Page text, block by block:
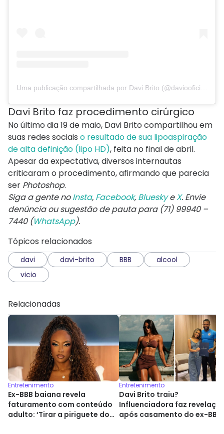
Davi Brito faz procedimento cirúrgico
No último dia 19 de maio, Davi Brito compartilhou em
suas redes sociais o resultado de sua lipoaspiração
de alta definição (lipo HD), feita no final de abril.
Apesar da expectativa, diversos internautas
criticaram o procedimento, afirmando que parecia
ser Photoshop.
Siga a gente noInsta, Facebook, BlueskyeX. Envie
denúncia ou sugestão de pauta para (71) 99940 –
7440 (WhatsApp).
Tópicos relacionados
davi davi-brito BBB
alcool
vicio
Relacionadas
Entretenimento
Ex-BBB baiana revela
faturamento com conteúdo
adulto: ‘Tirar a piriguete do
Entretenimento
Davi Brito traiu?
Influenciadora faz
após casamento do ex-BBB